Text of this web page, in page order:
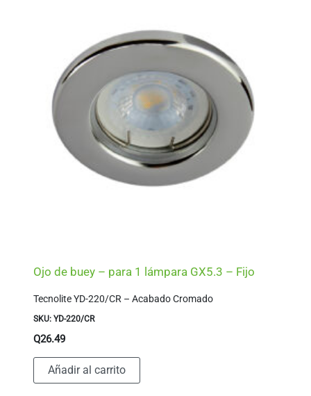
Ojo de buey – para 1 lámpara GX5.3 – Fijo
Tecnolite YD-220/CR – Acabado Cromado
SKU: YD-220/CR
Q26.49
Añadir al carrito